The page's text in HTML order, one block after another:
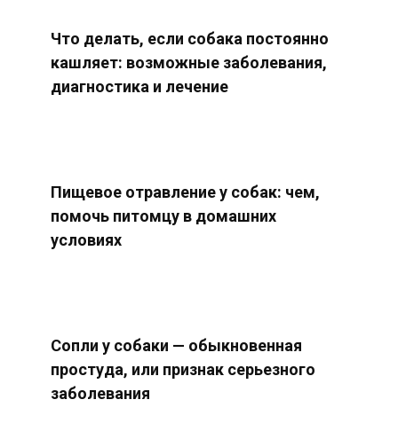
Что делать, если собака постоянно
кашляет: возможные заболевания,
диагностика и лечение
Пищевое отравление у собак: чем,
помочь питомцу в домашних
условиях
Сопли у собаки — обыкновенная
простуда, или признак серьезного
заболевания